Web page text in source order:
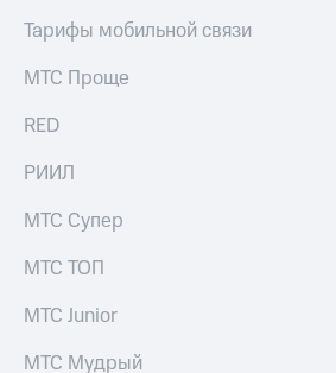
МТС
фильмы,
музыка
и многое
другое
Семейная
доступ
Сертификаты
рукой
в Мой МТС
Посмотрите,
что
полезного
есть
Тарифы мобильной связи
МТС Проще
RED
РИИЛ
МТС Супер
МТС ТОП
МТС Junior
МТС Мудрый